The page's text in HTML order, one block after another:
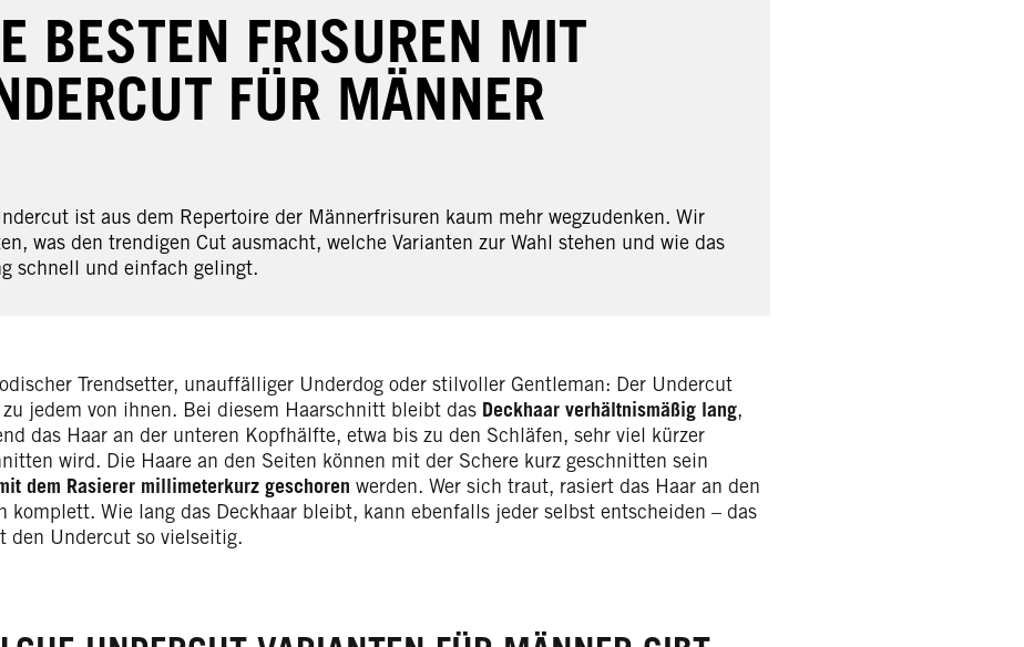
BESTEN FRISUREN MIT
FÜR MÄNNER
ist aus dem Repertoire der Männerfrisuren kaum mehr wegzudenken. Wir
was den trendigen Cut ausmacht, welche Varianten zur Wahl stehen und wie das
schnell und einfach gelingt.
Trendsetter, unauffälliger Underdog oder stilvoller Gentleman: Der Undercut
zu jedem von ihnen. Bei diesem Haarschnitt bleibt das Deckhaar verhältnismäßig lang,
das Haar an der unteren Kopfhälfte, etwa bis zu den Schläfen, sehr viel kürzer
wird. Die Haare an den Seiten können mit der Schere kurz geschnitten sein
dem Rasierer millimeterkurz geschoren werden. Wer sich traut, rasiert das Haar an den
komplett. Wie lang das Deckhaar bleibt, kann ebenfalls jeder selbst entscheiden – das
den Undercut so vielseitig.